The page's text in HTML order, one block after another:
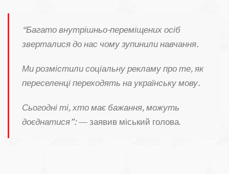
“Багато внутрішньо-переміщених осіб
зверталися до нас чому зупинили навчання.
Ми розмістили соціальну рекламу про те, як
переселенці переходять на українську мову.
Сьогодні ті, хто має бажання, можуть
доєднатися”:— заявив міський голова.